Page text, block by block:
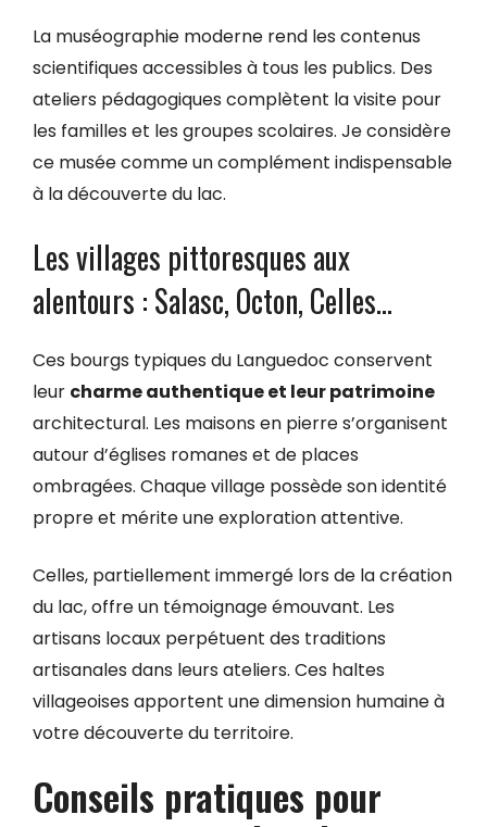
La muséographie moderne rend les contenus
scientifiques accessibles à tous les publics. Des
ateliers pédagogiques complètent la visite pour
les familles et les groupes scolaires. Je considère
ce musée comme un complément indispensable
à la découverte du lac.
Les villages pittoresques aux
alentours : Salasc, Octon, Celles…
Ces bourgs typiques du Languedoc conservent
leur charme authentique et leur patrimoine
architectural. Les maisons en pierre s’organisent
autour d’églises romanes et de places
ombragées. Chaque village possède son identité
propre et mérite une exploration attentive.
Celles, partiellement immergé lors de la création
du lac, offre un témoignage émouvant. Les
artisans locaux perpétuent des traditions
artisanales dans leurs ateliers. Ces haltes
villageoises apportent une dimension humaine à
votre découverte du territoire.
Conseils pratiques pour